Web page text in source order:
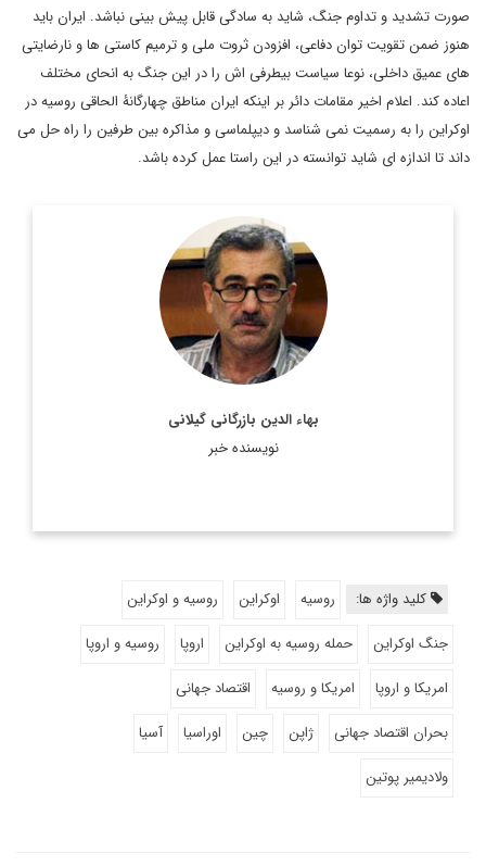
صورت تشدید و تداوم جنگ، شاید به سادگی قابل پیش بینی نباشد. ایران باید
هنوز ضمن تقویت توان دفاعی، افزودن ثروت ملی و ترمیم کاستی ها و نارضایتی
های عمیق داخلی، نوعا سیاست بیطرفی اش را در این جنگ به انحای مختلف
اعاده کند. اعلام اخیر مقامات دائر بر اینکه ایران مناطق چهارگانۀ الحاقی روسیه در
اوکراین را به رسمیت نمی شناسد و دیپلماسی و مذاکره بین طرفین را راه حل می
داند تا اندازه ای شاید توانسته در این راستا عمل کرده باشد.
بهاء الدین بازرگانی گیلانی
نویسنده خبر
مترجم و پژوهشگر و متخصص امور اروپا
اطلاعات بیشتر
کلید واژه ها: روسیه اوکراین
روسیه و اوکراین
جنگ اوکراین
حمله روسیه به اوکراین اروپا
روسیه و اروپا
امریکا و اروپا
امریکا و روسیه
اقتصاد جهانی
بحران اقتصاد جهانی
ژاپن چین اوراسیا
آسیا
ولادیمیر پوتین